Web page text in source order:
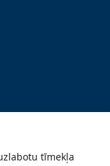
tīmekļa